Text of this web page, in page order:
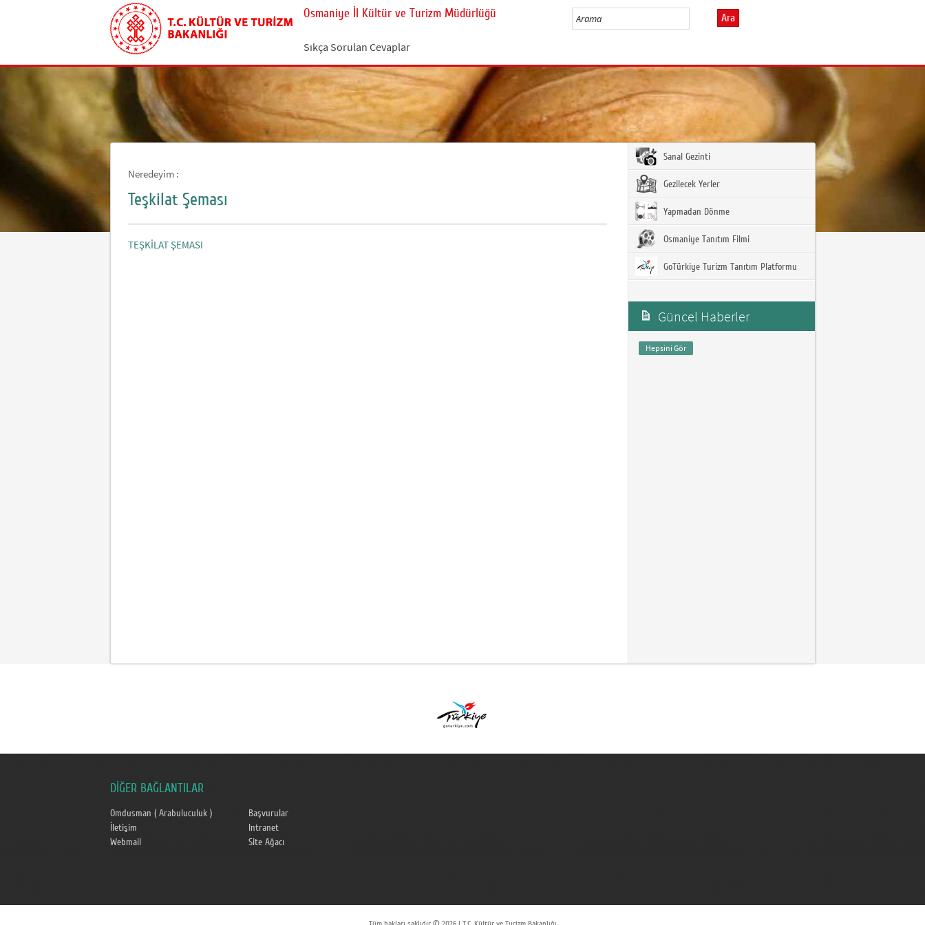
Osmaniye İl Kültür ve Turizm Müdürlüğü Ara
Sıkça Sorulan Cevaplar
Neredeyim :
Teşkilat Şeması
TEŞKİLAT ŞEMASI
Sanal Gezinti
Gezilecek Yerler
Yapmadan Dönme
Osmaniye Tanıtım Filmi
GoTürkiye Turizm Tanıtım Platformu
Güncel Haberler
Hepsini Gör
DİĞER BAĞLANTILAR
Omdusman ( Arabuluculuk )
İletişim
Başvurular
Intranet
Webmail
Site Ağacı